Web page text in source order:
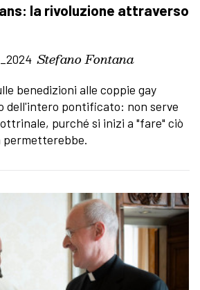
la rivoluzione attraverso
Stefano Fontana
benedizioni alle coppie gay
dell'intero pontificato: non serve
purché si inizi a "fare" ciò